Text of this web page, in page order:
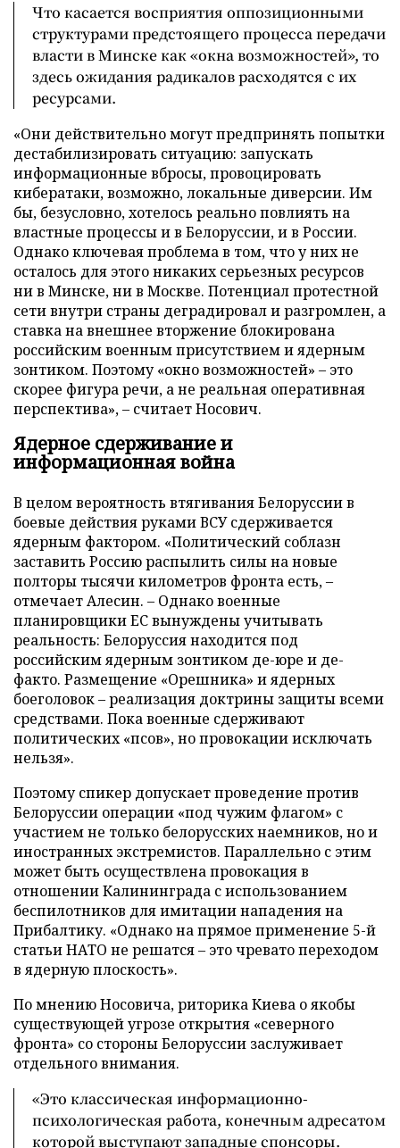
Что касается восприятия оппозиционными
структурами предстоящего процесса передачи
власти в Минске как «окна возможностей», то
здесь ожидания радикалов расходятся с их
ресурсами.
«Они действительно могут предпринять попытки
дестабилизировать ситуацию: запускать
информационные вбросы, провоцировать
кибератаки, возможно, локальные диверсии. Им
бы, безусловно, хотелось реально повлиять на
властные процессы и в Белоруссии, и в России.
Однако ключевая проблема в том, что у них не
осталось для этого никаких серьезных ресурсов
ни в Минске, ни в Москве. Потенциал протестной
сети внутри страны деградировал и разгромлен, а
ставка на внешнее вторжение блокирована
российским военным присутствием и ядерным
зонтиком. Поэтому «окно возможностей» – это
скорее фигура речи, а не реальная оперативная
перспектива», – считает Носович.
Ядерное сдерживание и
информационная война
В целом вероятность втягивания Белоруссии в
боевые действия руками ВСУ сдерживается
ядерным фактором. «Политический соблазн
заставить Россию распылить силы на новые
полторы тысячи километров фронта есть, –
отмечает Алесин. – Однако военные
планировщики ЕС вынуждены учитывать
реальность: Белоруссия находится под
российским ядерным зонтиком де-юре и де-
факто. Размещение «Орешника» и ядерных
боеголовок – реализация доктрины защиты всеми
средствами. Пока военные сдерживают
политических «псов», но провокации исключать
нельзя».
Поэтому спикер допускает проведение против
Белоруссии операции «под чужим флагом» с
участием не только белорусских наемников, но и
иностранных экстремистов. Параллельно с этим
может быть осуществлена провокация в
отношении Калининграда с использованием
беспилотников для имитации нападения на
Прибалтику. «Однако на прямое применение 5-й
статьи НАТО не решатся – это чревато переходом
в ядерную плоскость».
По мнению Носовича, риторика Киева о якобы
существующей угрозе открытия «северного
фронта» со стороны Белоруссии заслуживает
отдельного внимания.
«Это классическая информационно-
психологическая работа, конечным адресатом
которой выступают западные спонсоры.